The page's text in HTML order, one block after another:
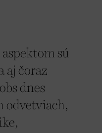
sú
aj čoraz
dnes
odvetviach,